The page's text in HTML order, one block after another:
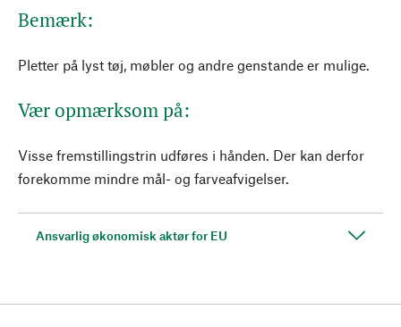
Bemærk:
Pletter på lyst tøj, møbler og andre genstande er mulige.
Vær opmærksom på:
Visse fremstillingstrin udføres i hånden. Der kan derfor
forekomme mindre mål- og farveafvigelser.
Ansvarlig økonomisk aktør for EU